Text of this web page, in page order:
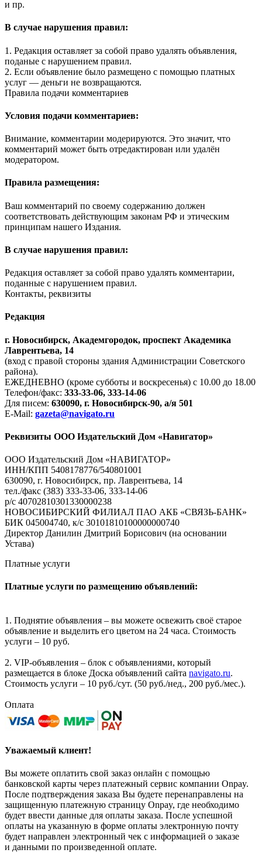
и пр.
В случае нарушения правил:
1. Редакция оставляет за собой право удалять объявления,
поданые с нарушением правил.
2. Если объявление было размещено с помощью платных
услуг — деньги не возвращаются.
Правила подачи комментариев
Условия подачи комментариев:
Внимание, комментарии модерируются. Это значит, что
комментарий может быть отредактирован или удалён
модератором.
Правила размещения:
Ваш комментарий по своему содержанию должен
соответствовать действующим законам РФ и этическим
принципам нашего Издания.
В случае нарушения правил:
Редакция оставляет за собой право удалять комментарии,
поданные с нарушением правил.
Контакты, реквизиты
Редакция
г. Новосибирск, Академгородок, проспект Академика
Лаврентьева, 14
(вход с правой стороны здания Администрации Советского
района).
ЕЖЕДНЕВНО (кроме субботы и воскресенья) с 10.00 до 18.00
Телефон/факс: 333-33-06, 333-14-06
Для писем: 630090, г. Новосибирск-90, а/я 501
E-Mail: gazeta@navigato.ru
Реквизиты ООО Издательский Дом «Навигатор»
ООО Издательский Дом «НАВИГАТОР»
ИНН/КПП 5408178776/540801001
630090, г. Новосибирск, пр. Лаврентьева, 14
тел./факс (383) 333-33-06, 333-14-06
р/с 40702810301330000238
НОВОСИБИРСКИЙ ФИЛИАЛ ПАО АКБ «СВЯЗЬ-БАНК»
БИК 045004740, к/с 30101810100000000740
Директор Данилин Дмитрий Борисович (на основании
Устава)
Платные услуги
Платные услуги по размещению объявлений:
1. Поднятие объявления – вы можете освежить своё старое
объявление и выделить его цветом на 24 часа. Стоимость
услуги – 10 руб.
2. VIP-объявления – блок с объявлениями, который
размещается в блоке Доска объявлений сайта navigato.ru.
Стоимость услуги – 10 руб./сут. (50 руб./нед., 200 руб./мес.).
Оплата
Уважаемый клиент!
Вы можете оплатить свой заказ онлайн с помощью
банковской карты через платежный сервис компании Onpay.
После подтверждения заказа Вы будете перенаправлены на
защищенную платежную страницу Onpay, где необходимо
будет ввести данные для оплаты заказа. После успешной
оплаты на указанную в форме оплаты электронную почту
будет направлен электронный чек с информацией о заказе
и данными по произведенной оплате.